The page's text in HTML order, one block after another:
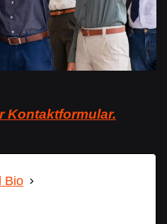
Kontaktformular.
Bio